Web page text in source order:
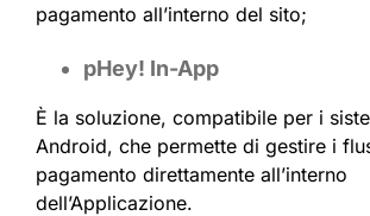
pagamento all’interno del sito;
pHey! In-App
È la soluzione, compatibile per i
Android, che permette di gestire i
pagamento direttamente all’interno
dell’Applicazione.